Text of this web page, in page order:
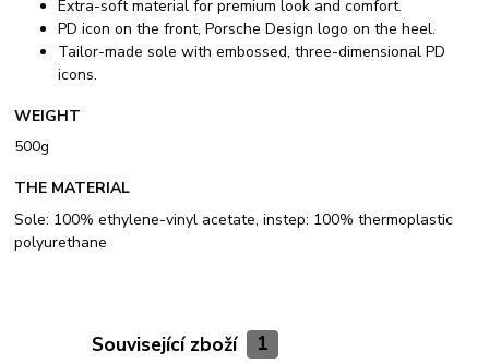
Extra-soft material for premium look and comfort.
PD icon on the front, Porsche Design logo on the heel.
Tailor-made sole with embossed, three-dimensional PD
icons.
WEIGHT
500g
THE MATERIAL
Sole: 100% ethylene-vinyl acetate, instep: 100% thermoplastic
polyurethane
Související zboží 1